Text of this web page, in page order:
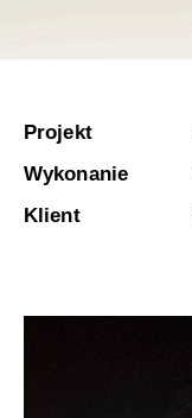
Projekt
Wykonanie
Klient